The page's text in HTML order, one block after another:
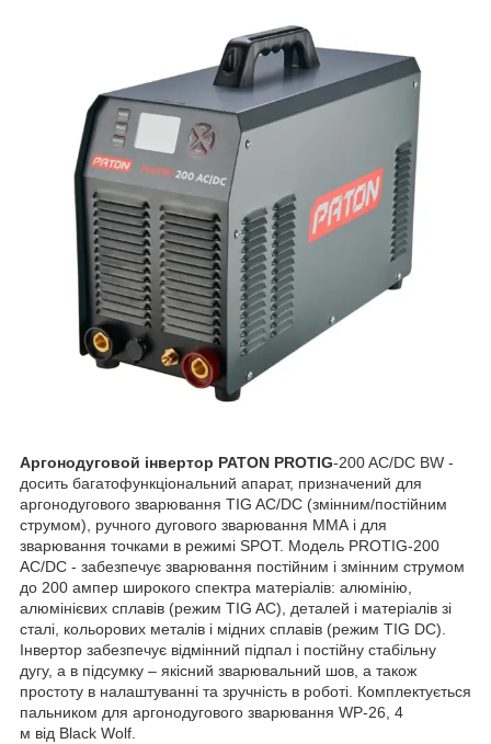
Аргонодуговой інвертор PATON PROTIG-200 AC/DC BW -
досить багатофункціональний апарат, призначений для
аргонодугового зварювання TIG AC/DC (змінним/постійним
струмом), ручного дугового зварювання ММА і для
зварювання точками в режимі SPOT. Модель PROTIG-200
AC/DC - забезпечує зварювання постійним і змінним струмом
до 200 ампер широкого спектра матеріалів: алюмінію,
алюмінієвих сплавів (режим TIG AC), деталей і матеріалів зі
сталі, кольорових металів і мідних сплавів (режим TIG DC).
Інвертор забезпечує відмінний підпал і постійну стабільну
дугу, а в підсумку – якісний зварювальний шов, а також
простоту в налаштуванні та зручність в роботі. Комплектується
пальником для аргонодугового зварювання WP-26, 4
м від Black Wolf.